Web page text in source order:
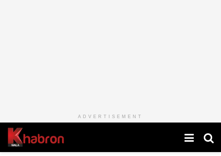
ADVERTISEMENT